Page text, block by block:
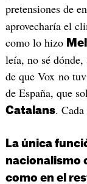
pretensiones de
aprovecharía el
como lo hizo
leía, no sé
de que Vox no
de España, que
Catalans. Cada
La única
nacionalismo
como en el